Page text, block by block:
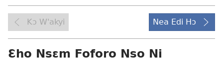
Kɔ W'akyi Nea Edi Hɔ
Ɛho Nsɛm Foforo Nso Ni